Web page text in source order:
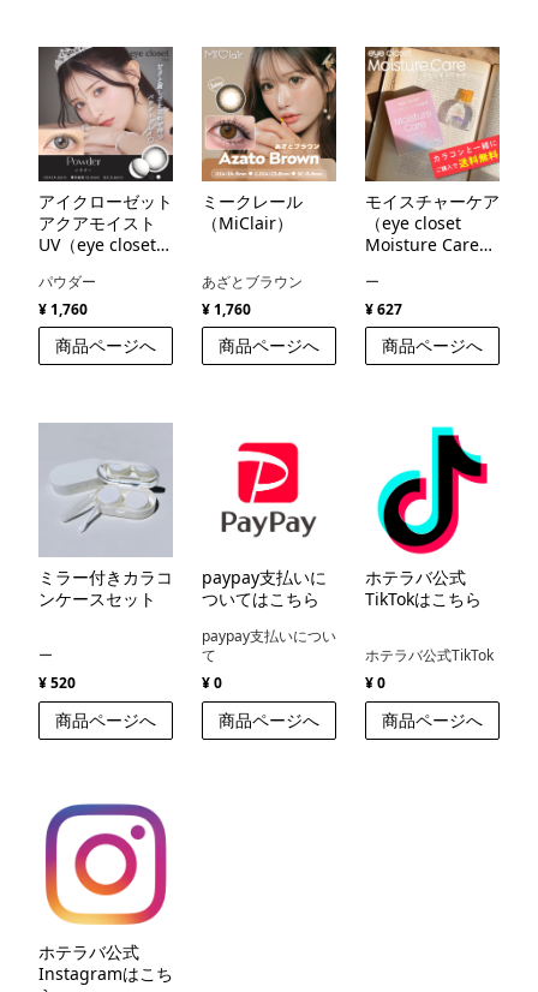
アイクローゼット
アクアモイスト
UV（eye closet
UV）
パウダー
¥ 1,760
商品ページへ
ミークレール
（MiClair）
あざとブラウン
¥ 1,760
商品ページへ
モイスチャーケア
（eye closet
Moisture Care
ー
¥ 627
商品ページへ
ミラー付きカラコ
ンケースセット
ー
¥ 520
商品ページへ
paypay支払いに
ついてはこちら
paypay支払いについ
て
¥ 0
商品ページへ
ホテラバ公式
TikTokはこちら
ホテラバ公式TikTok
¥ 0
商品ページへ
ホテラバ公式
Instagramはこち